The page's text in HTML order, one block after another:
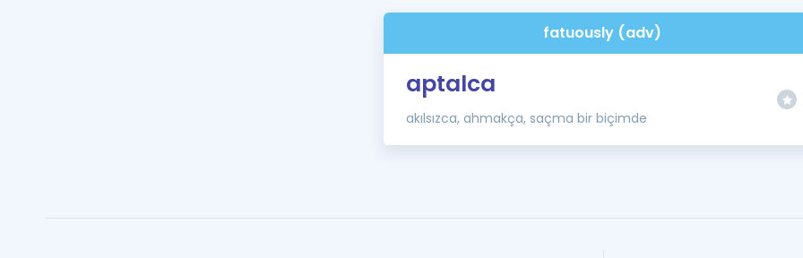
fatuously (adv)
aptalca
akılsızca, ahmakça, saçma bir biçimde